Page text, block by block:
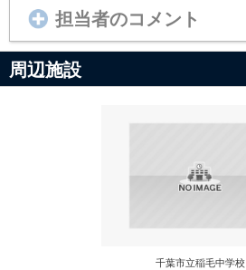
担当者のコメント
周辺施設
千葉市立稲毛中学校